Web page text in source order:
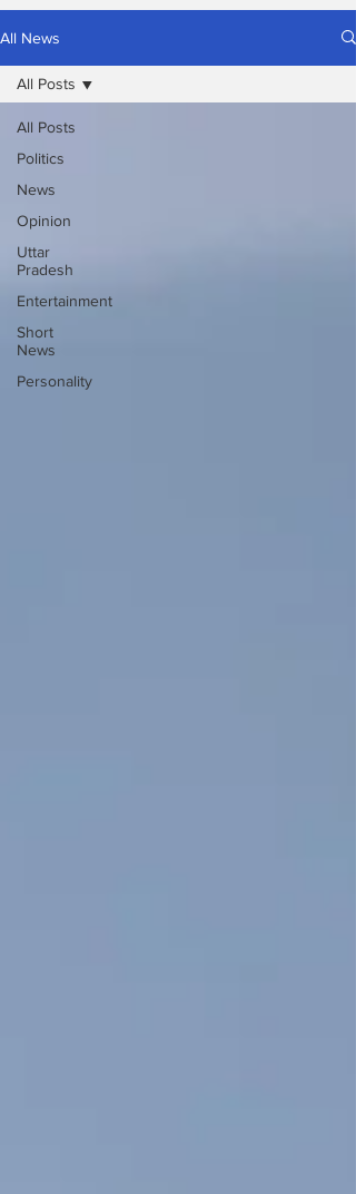
All News
All Posts
Politics
News
Opinion
Uttar
Pradesh
Entertainment
Short
News
Personality
All Posts